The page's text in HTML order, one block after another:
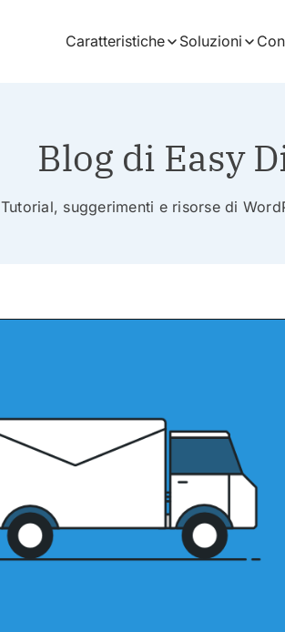
Caratteristiche Soluzioni
Blog di Easy
Tutorial, suggerimenti e risorse di